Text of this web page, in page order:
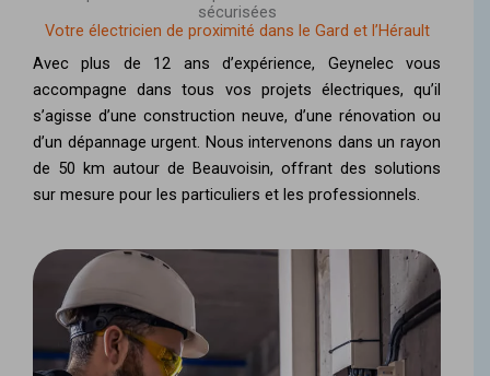
sécurisées
Votre électricien de proximité dans le Gard et l’Hérault
Avec plus de 12 ans d’expérience, Geynelec vous
accompagne dans tous vos projets électriques, qu’il
s’agisse d’une construction neuve, d’une rénovation ou
d’un dépannage urgent. Nous intervenons dans un rayon
de 50 km autour de Beauvoisin, offrant des solutions
sur mesure pour les particuliers et les professionnels.